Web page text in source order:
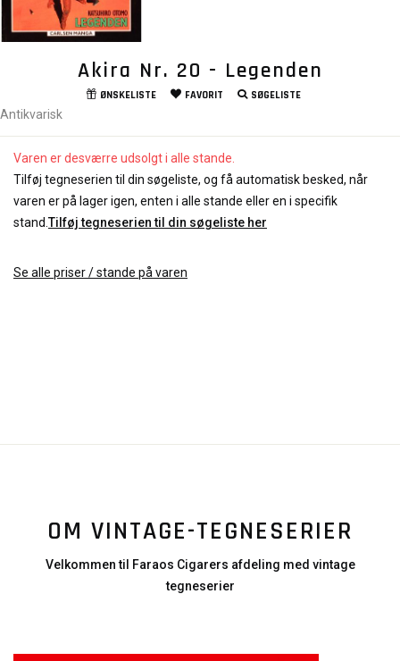
Akira Nr. 20 - Legenden
ØNSKELISTE FAVORIT SØGELISTE
Antikvarisk
Varen er desværre udsolgt i alle stande.
Tilføj tegneserien til din søgeliste, og få automatisk besked, når
varen er på lager igen, enten i alle stande eller en i specifik
stand. Tilføj tegneserien til din søgeliste her
Se alle priser / stande på varen
OM VINTAGE-TEGNESERIER
Velkommen til Faraos Cigarers afdeling med vintage
tegneserier